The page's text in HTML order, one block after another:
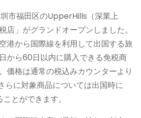
市福田区のUpperHills（深業上
店」がグランドオープンしました。
港から国際線を利用して出国する旅
から60日以内に購入できる免税商
価格は通常の税込みカウンターより
らに対象商品については出国時に
とができます。